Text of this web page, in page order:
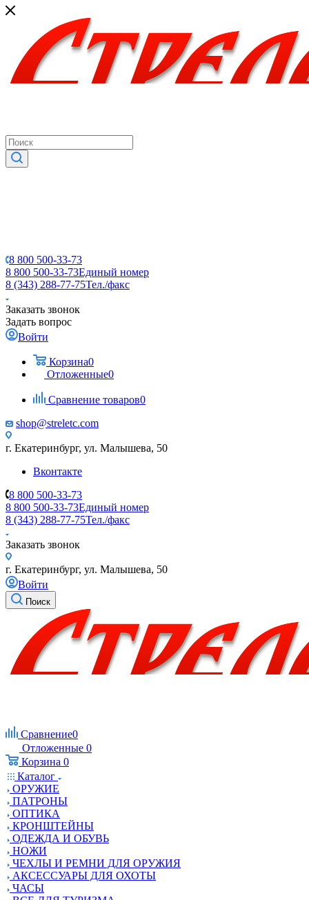
8 800 500-33-73
8 800 500-33-73Единый номер
8 (343) 288-77-75Тел./факс
Заказать звонок
Задать вопрос
Войти
Корзина0
Отложенные0
Сравнение товаров0
shop@streletc.com
г. Екатеринбург, ул. Малышева, 50
Вконтакте
8 800 500-33-73
8 800 500-33-73Единый номер
8 (343) 288-77-75Тел./факс
Заказать звонок
г. Екатеринбург, ул. Малышева, 50
Войти
Поиск
Сравнение0
Отложенные 0
Корзина 0
Каталог
ОРУЖИЕ
ПАТРОНЫ
ОПТИКА
КРОНШТЕЙНЫ
ОДЕЖДА И ОБУВЬ
НОЖИ
ЧЕХЛЫ И РЕМНИ ДЛЯ ОРУЖИЯ
АКСЕССУАРЫ ДЛЯ ОХОТЫ
ЧАСЫ